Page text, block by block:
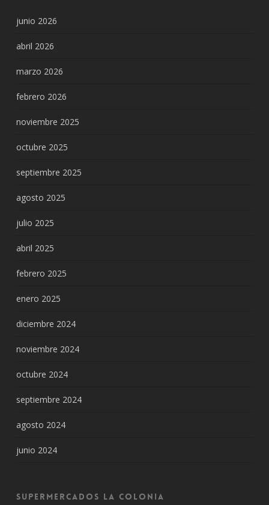
junio 2026
abril 2026
marzo 2026
febrero 2026
noviembre 2025
octubre 2025
septiembre 2025
agosto 2025
julio 2025
abril 2025
febrero 2025
enero 2025
diciembre 2024
noviembre 2024
octubre 2024
septiembre 2024
agosto 2024
junio 2024
Supermercados La Colonia